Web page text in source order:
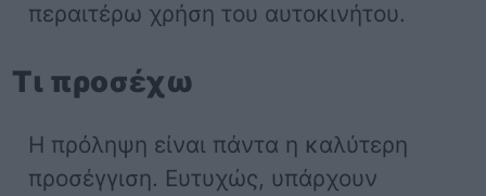
περαιτέρω χρήση του αυτοκινήτου.
Τι προσέχω
Η πρόληψη είναι πάντα η καλύτερη
προσέγγιση. Ευτυχώς, υπάρχουν